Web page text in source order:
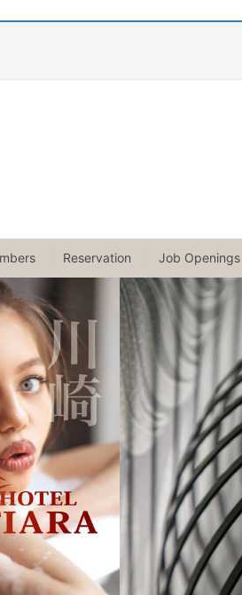
Reservation Job Openings